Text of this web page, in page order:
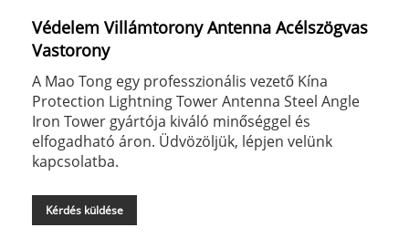
Védelem Villámtorony Antenna Acélszögvas
Vastorony
A Mao Tong egy professzionális vezető Kína
Protection Lightning Tower Antenna Steel Angle
Iron Tower gyártója kiváló minőséggel és
elfogadható áron. Üdvözöljük, lépjen velünk
kapcsolatba.
Kérdés küldése